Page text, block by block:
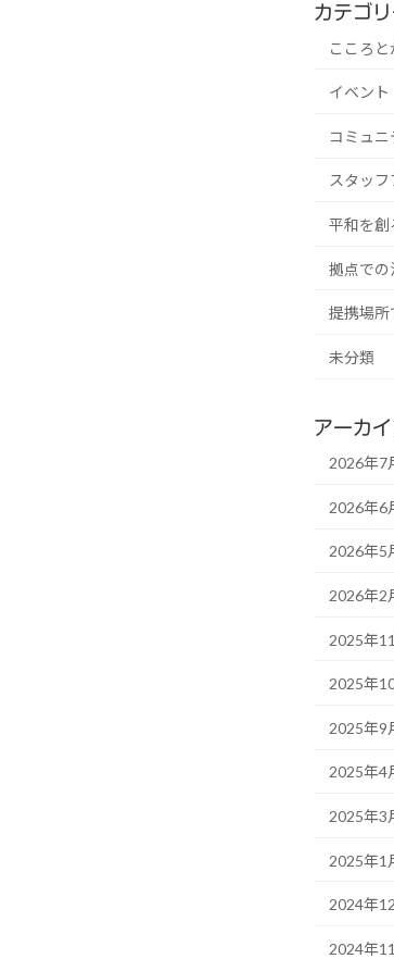
カテゴ
こころ
イベント
コミュ
スタッ
平和を創
拠点での
提携場所
未分類
アーカ
2026年7
2026年6
2026年5
2026年2
2025年
2025年
2025年9
2025年4
2025年3
2025年1
2024年
2024年